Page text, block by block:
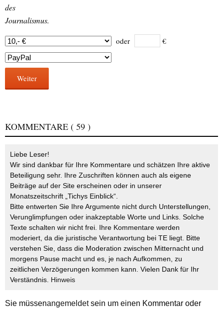
des
Journalismus.
oder €
Weiter
KOMMENTARE ( 59 )
Liebe Leser!
Wir sind dankbar für Ihre Kommentare und schätzen Ihre aktive
Beteiligung sehr. Ihre Zuschriften können auch als eigene
Beiträge auf der Site erscheinen oder in unserer
Monatszeitschrift „Tichys Einblick“.
Bitte entwerten Sie Ihre Argumente nicht durch Unterstellungen,
Verunglimpfungen oder inakzeptable Worte und Links. Solche
Texte schalten wir nicht frei. Ihre Kommentare werden
moderiert, da die juristische Verantwortung bei TE liegt. Bitte
verstehen Sie, dass die Moderation zwischen Mitternacht und
morgens Pause macht und es, je nach Aufkommen, zu
zeitlichen Verzögerungen kommen kann. Vielen Dank für Ihr
Verständnis. Hinweis
Sie müssenangemeldetsein um einen Kommentar oder